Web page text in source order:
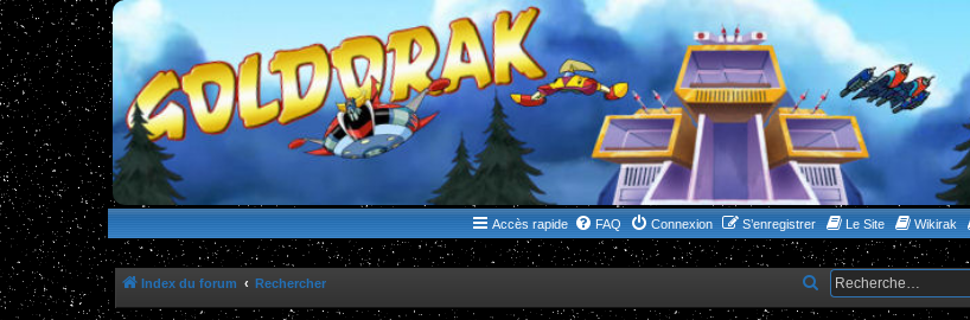
WWW.GOLDORAKGO.COM
le site de la Lune Rouge
Accès rapide FAQ Connexion S’enregistrer Le Site Wikirak
Index du forum Rechercher
e